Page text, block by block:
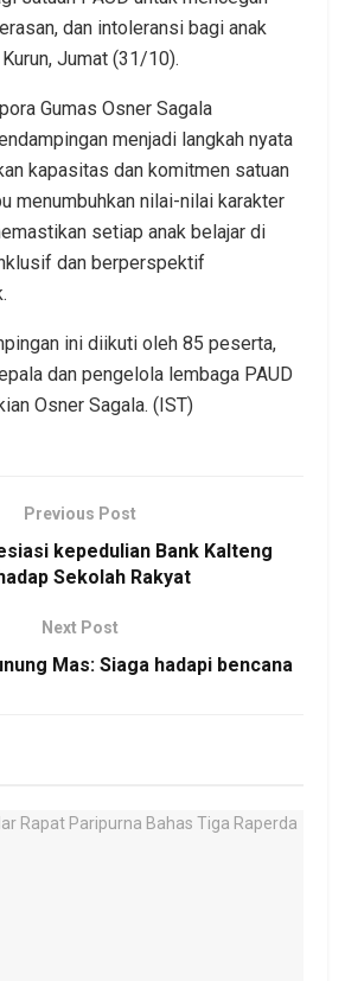
dan intoleransi bagi anak
Jumat (31/10).
Gumas Osner Sagala
menjadi langkah nyata
kapasitas dan komitmen satuan
menumbuhkan nilai-nilai karakter
setiap anak belajar di
dan berperspektif
ini diikuti oleh 85 peserta,
dan pengelola lembaga PAUD
Osner Sagala. (IST)
Previous Post
kepedulian Bank Kalteng
Sekolah Rakyat
Next Post
Mas: Siaga hadapi bencana